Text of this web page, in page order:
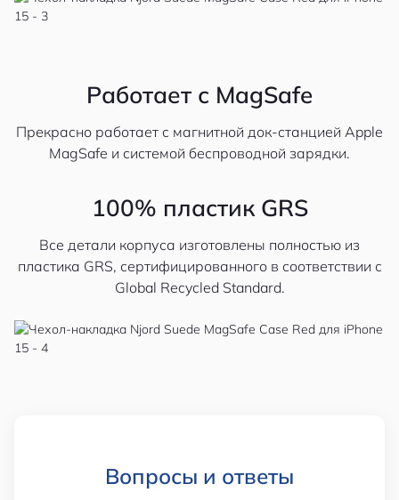
Работает с MagSafe
Прекрасно работает с магнитной док-станцией Apple
MagSafe и системой беспроводной зарядки.
100% пластик GRS
Все детали корпуса изготовлены полностью из
пластика GRS, сертифицированного в соответствии с
Global Recycled Standard.
Вопросы и ответы